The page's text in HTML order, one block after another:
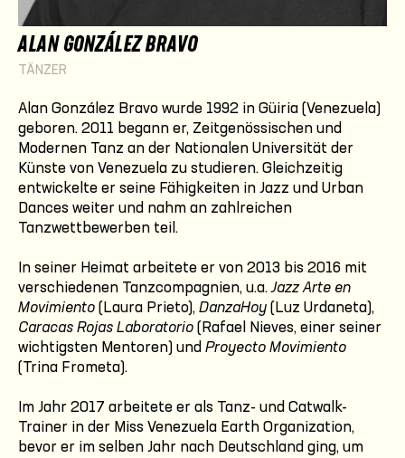
ALAN GONZÁLEZ BRAVO
TÄNZER
Alan González Bravo wurde 1992 in Güiria (Venezuela)
geboren. 2011 begann er, Zeitgenössischen und
Modernen Tanz an der Nationalen Universität der
Künste von Venezuela zu studieren. Gleichzeitig
entwickelte er seine Fähigkeiten in Jazz und Urban
Dances weiter und nahm an zahlreichen
Tanzwettbewerben teil.
In seiner Heimat arbeitete er von 2013 bis 2016 mit
verschiedenen Tanzcompagnien, u.a.Jazz Arte en
Movimiento (Laura Prieto), DanzaHoy (Luz Urdaneta),
Caracas Rojas Laboratorio (Rafael Nieves, einer seiner
wichtigsten Mentoren) und Proyecto Movimiento
(Trina Frometa).
Im Jahr 2017 arbeitete er als Tanz- und Catwalk-
Trainer in der Miss Venezuela Earth Organization,
bevor er im selben Jahr nach Deutschland ging, um